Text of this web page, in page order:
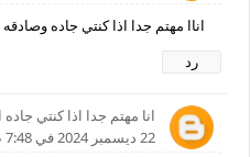
اناا مهتم جدا اذا كنتي جاده
رد
انا مهتم جدا اذا كنتي
22 ديسمبر 2024 في 7:48 ص